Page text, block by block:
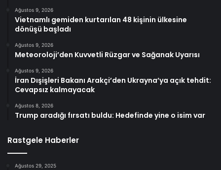
Ağustos 9, 2026
Vietnamlı gemiden kurtarılan 48 kişinin ülkesine
dönüşü başladı
Ağustos 9, 2026
Meteoroloji’den Kuvvetli Rüzgar ve Sağanak Uyarısı
Ağustos 9, 2026
İran Dışişleri Bakanı Arakçi’den Ukrayna’ya açık tehdit:
Cevapsız kalmayacak
Ağustos 8, 2026
Trump aradığı fırsatı buldu: Hedefinde yine o isim var
Rastgele Haberler
Ağustos 29, 2025